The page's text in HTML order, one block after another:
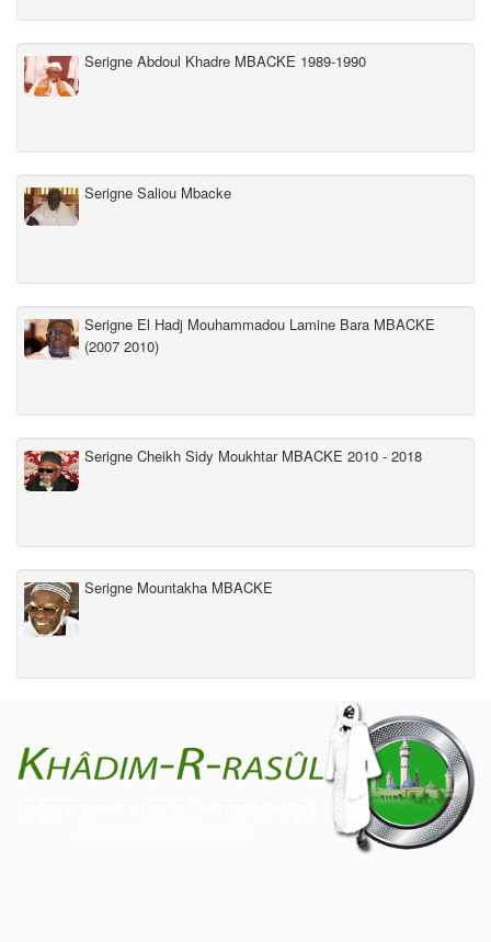
Serigne Abdoul Khadre MBACKE 1989-1990
Serigne Saliou Mbacke
Serigne El Hadj Mouhammadou Lamine Bara MBACKE
(2007 2010)
Serigne Cheikh Sidy Moukhtar MBACKE 2010 - 2018
Serigne Mountakha MBACKE